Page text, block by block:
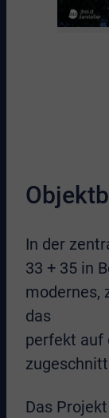
In der
33 + 35 in
modernes,
das
perfekt auf
Das